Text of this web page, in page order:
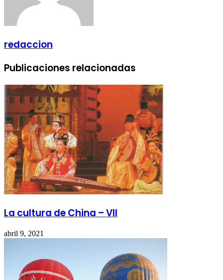
redaccion
Publicaciones relacionadas
La cultura de China – VII
abril 9, 2021